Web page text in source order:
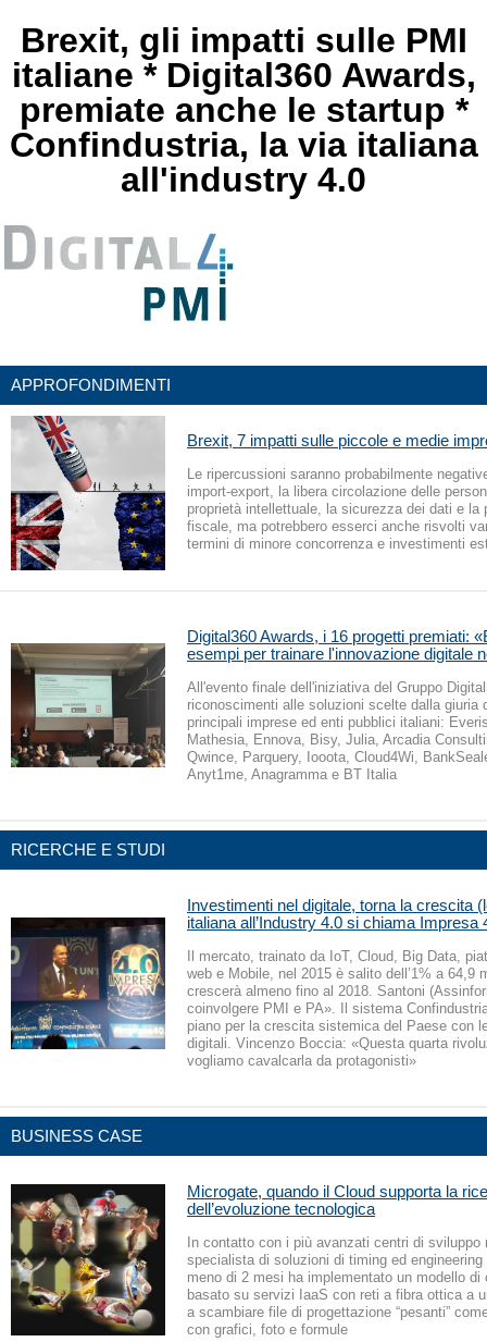
Brexit, gli impatti sulle PMI
italiane * Digital360 Awards,
premiate anche le startup *
Confindustria, la via italiana
all'industry 4.0
APPROFONDIMENTI
Brexit, 7 impatti sulle piccole e medie
Le ripercussioni saranno probabilmente
import-export, la libera circolazione delle
proprietà intellettuale, la sicurezza dei dati e la
fiscale, ma potrebbero esserci anche risvolti
termini di minore concorrenza e investimenti
Digital360 Awards, i 16 progetti premiati:
esempi per trainare l'innovazione digitale
All'evento finale dell'iniziativa del Gruppo
riconoscimenti alle soluzioni scelte dalla giuria
principali imprese ed enti pubblici italiani:
Mathesia, Ennova, Bisy, Julia, Arcadia
Qwince, Parquery, Iooota, Cloud4Wi,
Anyt1me, Anagramma e BT Italia
RICERCHE E STUDI
Investimenti nel digitale, torna la crescita
italiana all’Industry 4.0 si chiama Impresa
Il mercato, trainato da IoT, Cloud, Big Data,
web e Mobile, nel 2015 è salito dell’1% a 64,9
crescerà almeno fino al 2018. Santoni
coinvolgere PMI e PA». Il sistema
piano per la crescita sistemica del Paese con
digitali. Vincenzo Boccia: «Questa quarta
vogliamo cavalcarla da protagonisti»
BUSINESS CASE
Microgate, quando il Cloud supporta la
dell’evoluzione tecnologica
In contatto con i più avanzati centri di sviluppo
specialista di soluzioni di timing ed
meno di 2 mesi ha implementato un modello di
basato su servizi IaaS con reti a fibra ottica a
a scambiare file di progettazione “pesanti”
con grafici, foto e formule